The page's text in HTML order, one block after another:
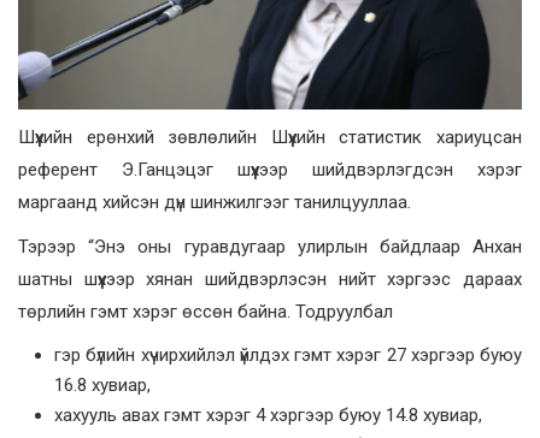
Шүүхийн ерөнхий зөвлөлийн Шүүхийн статистик хариуцсан
референт Э.Ганцэцэг шүүхээр шийдвэрлэгдсэн хэрэг
маргаанд хийсэн дүн шинжилгээг танилцууллаа.
Тэрээр
“Энэ оны гуравдугаар улирлын байдлаар Анхан
шатны шүүхээр хянан шийдвэрлэсэн нийт хэргээс дараах
төрлийн гэмт хэрэг өссөн байна. Тодруулбал
гэр бүлийн хүчирхийлэл үйлдэх гэмт хэрэг 27 хэргээр буюу
16.8 хувиар,
хахууль авах гэмт хэрэг 4 хэргээр буюу 14.8 хувиар,